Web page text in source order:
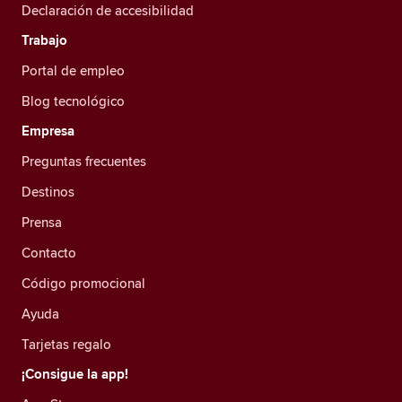
Declaración de accesibilidad
Trabajo
Portal de empleo
Blog tecnológico
Empresa
Preguntas frecuentes
Destinos
Prensa
Contacto
Código promocional
Ayuda
Tarjetas regalo
¡Consigue la app!